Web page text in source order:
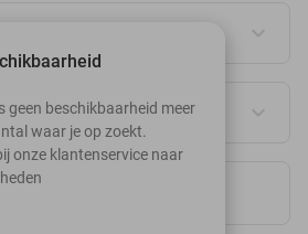
deal
geen beschikbaarheid meer
waar je op zoekt.
onze klantenservice naar